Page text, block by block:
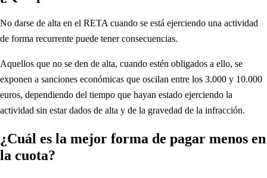
No darse de alta en el RETA cuando se está ejerciendo una actividad
de forma recurrente puede tener consecuencias.
Aquellos que no se den de alta, cuando estén obligados a ello, se
exponen a sanciones económicas que oscilan entre los 3.000 y 10.000
euros, dependiendo del tiempo que hayan estado ejerciendo la
actividad sin estar dados de alta y de la gravedad de la infracción.
¿Cuál es la mejor forma de pagar menos en
la cuota?